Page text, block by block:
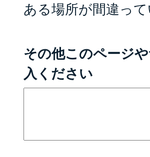
ある場所が間違って
その他このページ
入ください